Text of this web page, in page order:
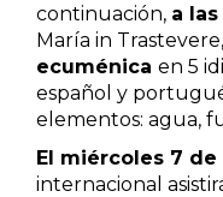
continuación, a las
María in
ecuménica en 5
español y
elementos: agua,
El miércoles 7
internacional